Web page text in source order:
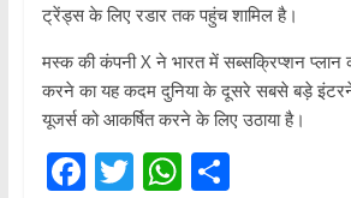
ट्रेंड्स के लिए रडार तक पहुंच शामिल है।
मस्क की कंपनी X ने भारत में सब्सक्रिप्शन प्लान
करने का यह कदम दुनिया के दूसरे सबसे बड़े
यूजर्स को आकर्षित करने के लिए उठाया है।
F T W S